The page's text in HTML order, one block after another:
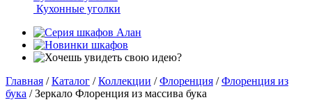
Кухонные уголки
Главная / Каталог / Коллекции / Флоренция / Флоренция из
бука / Зеркало Флоренция из массива бука